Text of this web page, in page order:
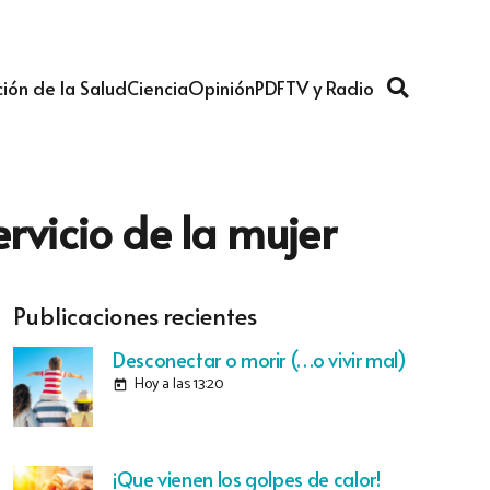
de la SaludCienciaOpiniónPDFTV y Radio
de la mujer
Publicaciones recientes
Desconectar o morir (…o vivir mal)
today Hoy a las 13:20
¡Que vienen los golpes de calor!